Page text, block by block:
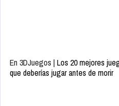
En 3DJuegos | Los 20 mejores
que deberías jugar antes de morir